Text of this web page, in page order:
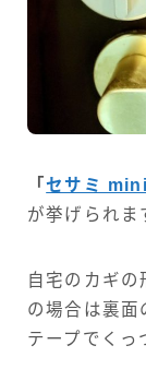
「セサミ mini
が挙げられま
自宅のカギの
の場合は裏面
テープでくっ